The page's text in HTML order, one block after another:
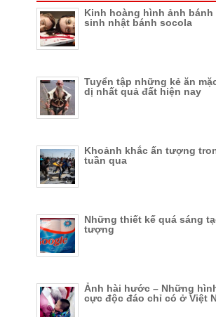
Kinh hoàng hình ảnh bánh
sinh nhật bánh socola
Tuyển tập những kẻ ăn
dị nhất quả đất hiện nay
Khoảnh khắc ấn tượng
tuần qua
Những thiết kế quá sáng
tượng
Ảnh hài hước – Những
cực độc đáo chỉ có ở Việt